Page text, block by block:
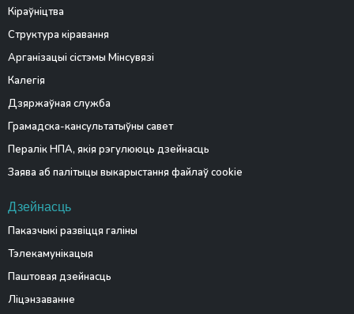
Кіраўніцтва
Структура кіравання
Арганізацыі сістэмы Мінсувязі
Калегія
Дзяржаўная служба
Грамадска-кансультатыўны савет
Пералік НПА, якія рэгулююць дзейнасць
Заява аб палітыцы выкарыстання файлаў cookie
Дзейнасць
Паказчыкі развіцця галіны
Тэлекамунікацыя
Паштовая дзейнасць
Ліцэнзаванне